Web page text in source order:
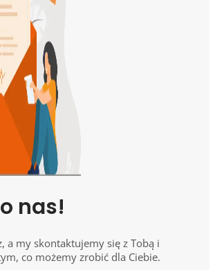
nas!
a my skontaktujemy się z Tobą i
co możemy zrobić dla Ciebie.